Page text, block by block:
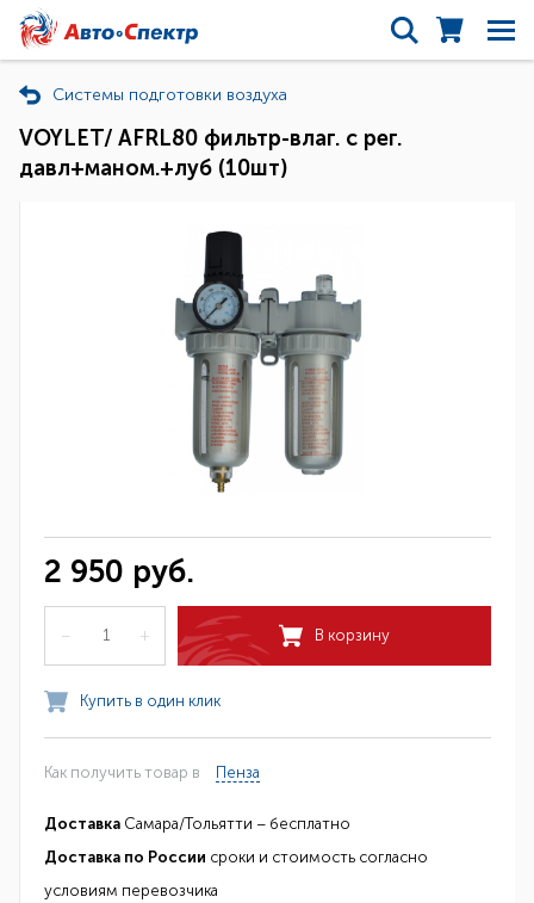
Системы подготовки воздуха
VOYLET/ AFRL80 фильтр-влаг. c рег.
давл+маном.+луб (10шт)
2 950 руб.
– + В корзину
Купить в один клик
Как получить товар в Пенза
Доставка Самара/Тольятти – бесплатно
Доставка по России сроки и стоимость согласно
условиям перевозчика